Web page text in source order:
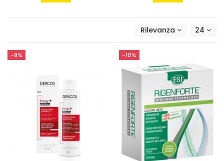
Rilevanza 24
-9% -10%